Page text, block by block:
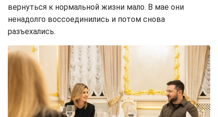
вернуться к нормальной жизни мало. В мае они
ненадолго воссоединились и потом снова
разъехались.